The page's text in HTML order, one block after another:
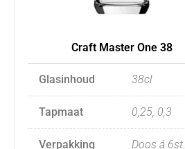
Craft Master One 38
Glasinhoud 38cl
Tapmaat 0,25, 0,3
Verpakking Doos á 6st.